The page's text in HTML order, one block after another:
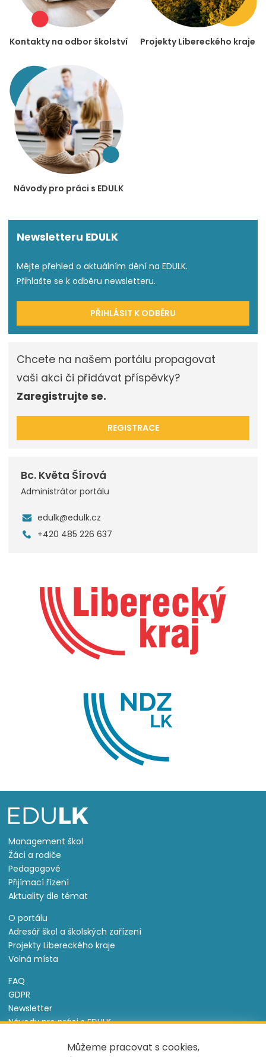
Můžeme pracovat s cookies,
Kontakty na odbor školství Projekty Libereckého kraje
Návody pro práci s EDULK
Newsletteru EDULK
Mějte přehled o aktuálním dění na EDULK.
Přihlašte se k odběru newsletteru.
PŘIHLÁSIT K ODBĚRU
Chcete na našem portálu propagovat
vaši akci či přidávat příspěvky?
Zaregistrujte se.
REGISTRACE
Bc. Květa Šírová
Administrátor portálu
edulk@edulk.cz
+420 485 226 637
Management škol
Žáci a rodiče
Pedagogové
Přijímací řízení
Aktuality dle témat
O portálu
Adresář škol a školských zařízení
Projekty Libereckého kraje
Volná místa
FAQ
GDPR
Newsletter
Návody pro práci s EDULK
Nastavení cookies